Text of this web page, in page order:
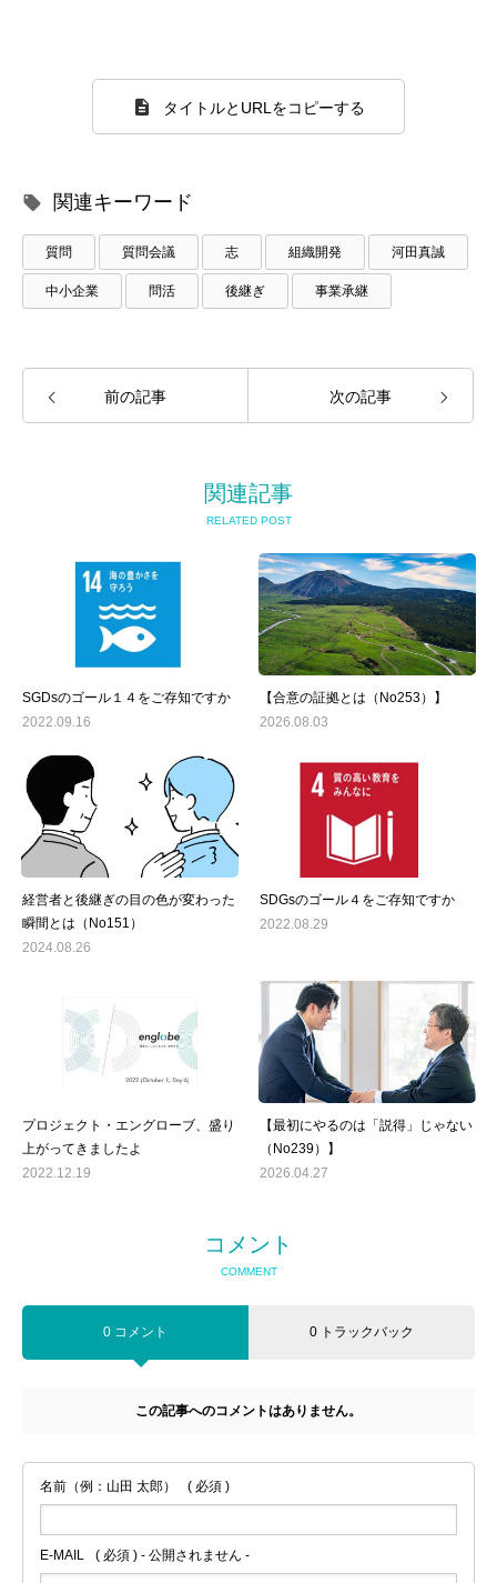
タイトルとURLをコピーする
関連キーワード
質問 質問会議 志 組織開発 河田真誠
中小企業 問活 後継ぎ 事業承継
前の記事 次の記事
関連記事
RELATED POST
SGDsのゴール１４をご存知ですか
2022.09.16
【合意の証拠とは（No253）】
2026.08.03
経営者と後継ぎの目の色が変わった
瞬間とは（No151）
2024.08.26
SDGsのゴール４をご存知ですか
2022.08.29
プロジェクト・エングローブ、盛り
上がってきましたよ
2022.12.19
【最初にやるのは「説得」じゃない
（No239）】
2026.04.27
コメント
COMMENT
0 コメント 0 トラックバック
この記事へのコメントはありません。
名前（例：山田 太郎） ( 必須 )
E-MAIL ( 必須 ) - 公開されません -